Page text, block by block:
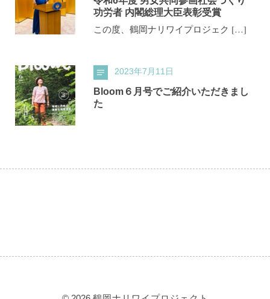
功労者 内閣総理大臣表彰受賞
この度、鶴岡ナリワイプロジェク […]
2023年7月11日
Bloom６月号でご紹介いただきまし
た